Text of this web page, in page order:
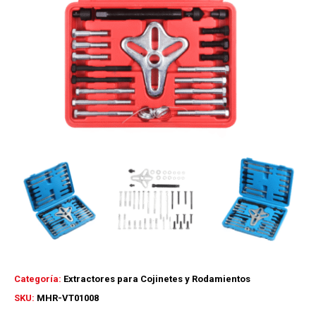
SKU: MHR-VT01008
Categoría: Extractores para Cojinetes y Rodamientos